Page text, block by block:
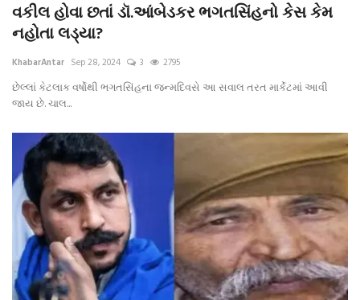
વકીલ હોવા છતાં ડૉ.આંબેડકર ભગતસિંહનો કેસ કેમ
નહોતા લડ્યા?
KhabarAntar Sep 28, 2024 3 2795
છેલ્લાં કેટલાક વર્ષોથી ભગતસિંહના જન્મદિવસે આ સવાલ તરત માર્કેટમાં આવી
જાય છે. ચાલ...